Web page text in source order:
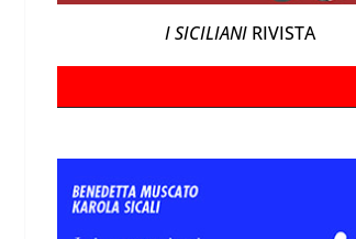
I SICILIANI RIVISTA